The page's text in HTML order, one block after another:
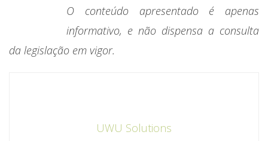
O conteúdo apresentado é apenas
informativo, e não dispensa a consulta
da legislação em vigor.
UWU Solutions